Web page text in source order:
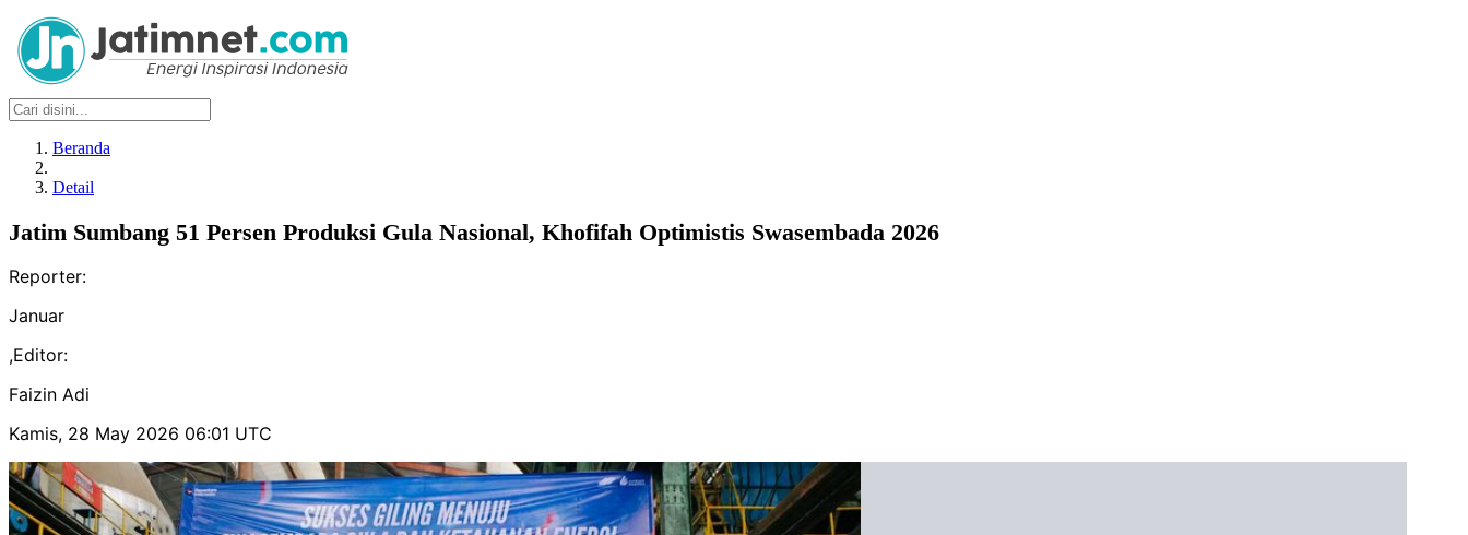
Beranda
Detail
Jatim Sumbang 51 Persen Produksi Gula Nasional, Khofifah Optimistis Swasembada 2026
Reporter:
Januar
,Editor:
Faizin Adi
Kamis, 28 May 2026 06:01 UTC